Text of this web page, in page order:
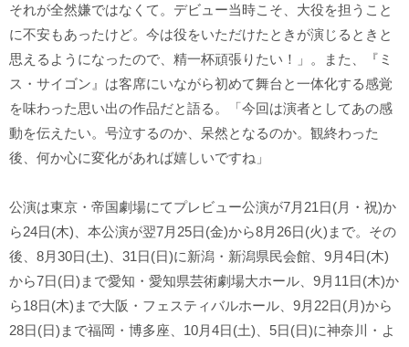
それが全然嫌ではなくて。デビュー当時こそ、大役を担うこと
に不安もあったけど。今は役をいただけたときが演じるときと
思えるようになったので、精一杯頑張りたい！」。また、『ミ
ス・サイゴン』は客席にいながら初めて舞台と一体化する感覚
を味わった思い出の作品だと語る。「今回は演者としてあの感
動を伝えたい。号泣するのか、呆然となるのか。観終わった
後、何か心に変化があれば嬉しいですね」
公演は東京・帝国劇場にてプレビュー公演が7月21日(月・祝)か
ら24日(木)、本公演が翌7月25日(金)から8月26日(火)まで。その
後、8月30日(土)、31日(日)に新潟・新潟県民会館、9月4日(木)
から7日(日)まで愛知・愛知県芸術劇場大ホール、9月11日(木)か
ら18日(木)まで大阪・フェスティバルホール、9月22日(月)から
28日(日)まで福岡・博多座、10月4日(土)、5日(日)に神奈川・よ